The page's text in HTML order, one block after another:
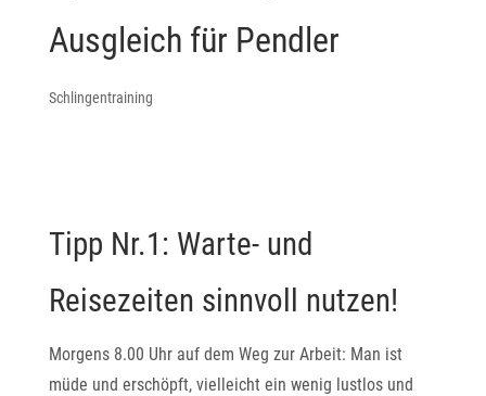
Ausgleich für Pendler
Schlingentraining
Tipp Nr.1: Warte- und
Reisezeiten sinnvoll nutzen!
Morgens 8.00 Uhr auf dem Weg zur Arbeit: Man ist
müde und erschöpft, vielleicht ein wenig lustlos und